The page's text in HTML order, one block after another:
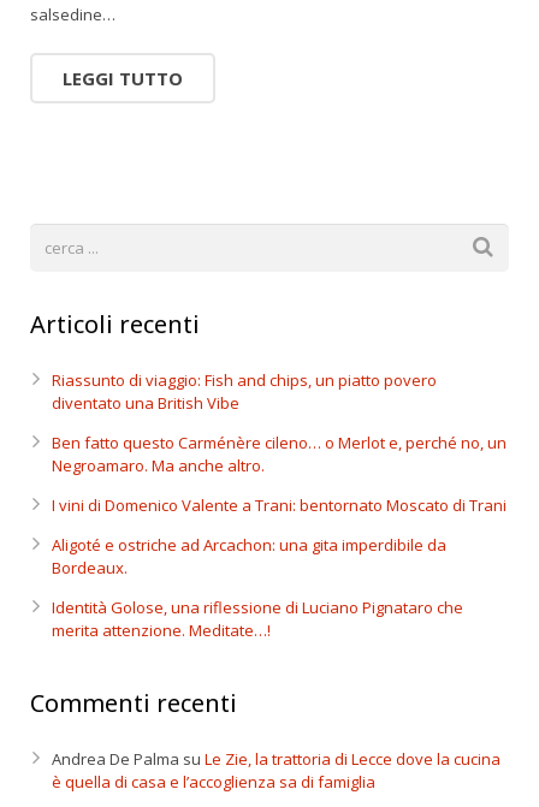
salsedine…
LEGGI TUTTO
Articoli recenti
Riassunto di viaggio: Fish and chips, un piatto povero
diventato una British Vibe
Ben fatto questo Carménère cileno… o Merlot e, perché no, un
Negroamaro. Ma anche altro.
I vini di Domenico Valente a Trani: bentornato Moscato di Trani
Aligoté e ostriche ad Arcachon: una gita imperdibile da
Bordeaux.
Identità Golose, una riflessione di Luciano Pignataro che
merita attenzione. Meditate…!
Commenti recenti
Andrea De Palma su Le Zie, la trattoria di Lecce dove la cucina
è quella di casa e l’accoglienza sa di famiglia